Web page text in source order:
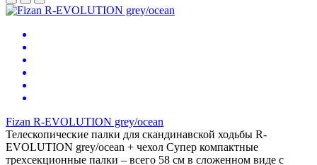
Fizan R-EVOLUTION grey/ocean
Телескопические палки для скандинавской ходьбы R-
EVOLUTION grey/ocean + чехол Супер компактные
трехсекционные палки – всего 58 см в сложенном виде с